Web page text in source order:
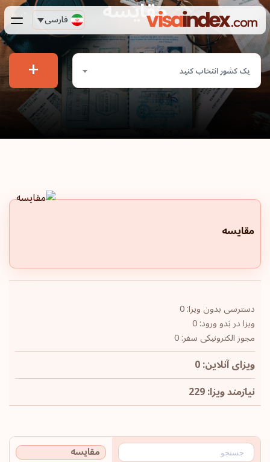
فارسی مقایسه
یک کشور انتخاب کنید +
مقایسه
دسترسی بدون ویزا: 0
ویزا در بَدو ورود: 0
مجوز الکترونیکی سفر: 0
ویزای آنلاین: 0
نیازمند ویزا: 229
مقایسه